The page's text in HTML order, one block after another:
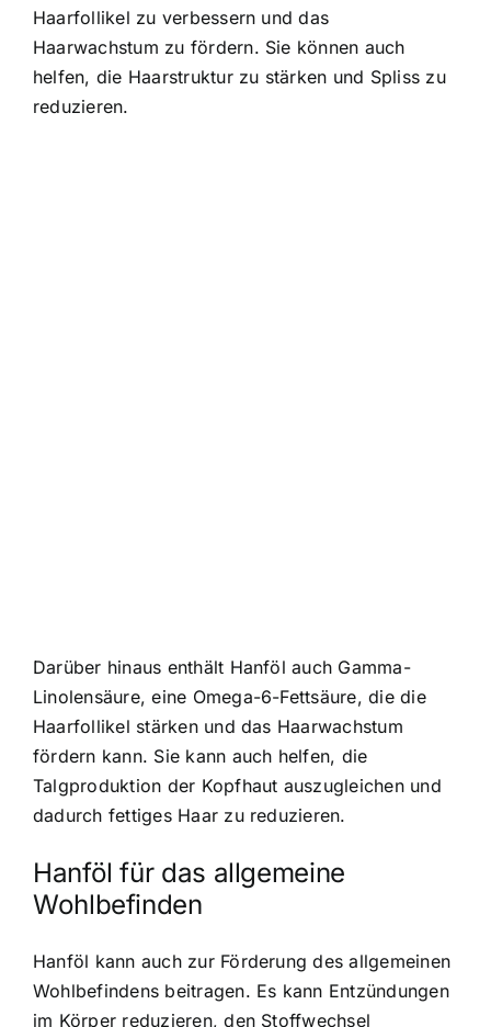
Haarfollikel zu verbessern und das
Haarwachstum zu fördern. Sie können auch
helfen, die Haarstruktur zu stärken und Spliss zu
reduzieren.
Darüber hinaus enthält Hanföl auch Gamma-
Linolensäure, eine Omega-6-Fettsäure, die die
Haarfollikel stärken und das Haarwachstum
fördern kann. Sie kann auch helfen, die
Talgproduktion der Kopfhaut auszugleichen und
dadurch fettiges Haar zu reduzieren.
Hanföl für das allgemeine
Wohlbefinden
Hanföl kann auch zur Förderung des allgemeinen
Wohlbefindens beitragen. Es kann Entzündungen
im Körper reduzieren, den Stoffwechsel